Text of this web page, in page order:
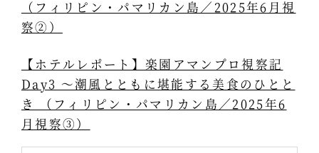
（フィリピン・パマリカン島／2025年6月視
察②）
【ホテルレポート】楽園アマンプロ視察記
Day3 ～潮風とともに堪能する美食のひとと
き （フィリピン・パマリカン島／2025年6
月視察③）